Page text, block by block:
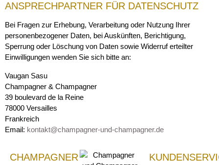
ANSPRECHPARTNER FÜR DATENSCHUTZ
Bei Fragen zur Erhebung, Verarbeitung oder Nutzung Ihrer
personenbezogener Daten, bei Auskünften, Berichtigung,
Sperrung oder Löschung von Daten sowie Widerruf erteilter
Einwilligungen wenden Sie sich bitte an:
Vaugan Sasu
Champagner & Champagner
39 boulevard de la Reine
78000 Versailles
Frankreich
Email: kontakt@champagner-und-champagner.de
CHAMPAGNER